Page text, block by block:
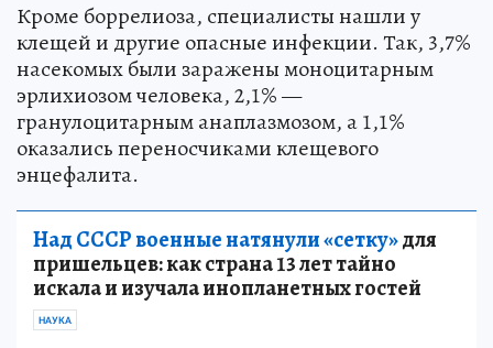
Кроме боррелиоза, специалисты нашли у
клещей и другие опасные инфекции. Так, 3,7%
насекомых были заражены моноцитарным
эрлихиозом человека, 2,1% —
гранулоцитарным анаплазмозом, а 1,1%
оказались переносчиками клещевого
энцефалита.
Над СССР военные натянули «сетку»для
пришельцев: как страна 13 лет тайно
искала и изучала инопланетных гостей
НАУКА